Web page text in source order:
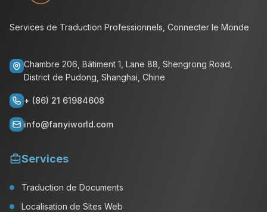
Services de Traduction Professionnels, Connecter le Monde
Chambre 206, Bâtiment 1, Lane 88, Shengrong Road,
District de Pudong, Shanghai, Chine
+ (86) 21 61984608
info@fanyiworld.com
Services
Traduction de Documents
Localisation de Sites Web